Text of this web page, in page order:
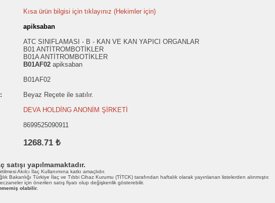
Kısa ürün bilgisi için tıklayınız (Hekimler için)
apiksaban
ATC SINIFLAMASI - B - KAN VE KAN YAPICI ORGANLAR
B01 ANTİTROMBOTİKLER
B01A ANTİTROMBOTİKLER
B01AF02 apiksaban
B01AF02
Beyaz Reçete ile satılır.
DEVA HOLDİNG ANONİM ŞİRKETİ
8699525090911
1268.71 ₺
satışı yapılmamaktadır.
Akılcı İlaç Kullanımına katkı amaçlıdır.
Bakanlığı Türkiye İlaç ve Tıbbi Cihaz Kurumu (TİTCK) tarafından haftalık olarak yayınlanan listelerden alınmıştır.
için önerilen satış fiyatı olup değişkenlik gösterebilir.
olabilir.